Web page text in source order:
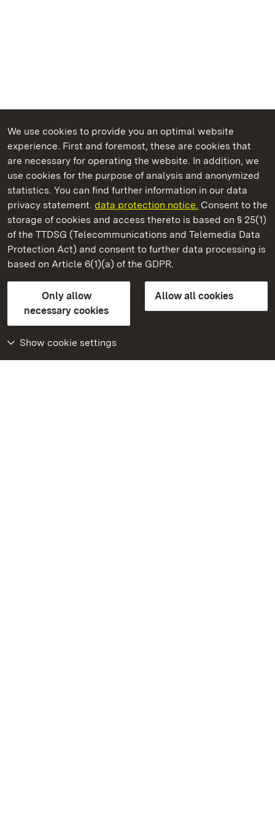
We use cookies to provide you an optimal website
experience. First and foremost, these are cookies that
are necessary for operating the website. In addition, we
use cookies for the purpose of analysis and anonymized
statistics. You can find further information in our data
privacy statement. data protection notice. Consent to the
storage of cookies and access thereto is based on § 25(1)
of the TTDSG (Telecommunications and Telemedia Data
Protection Act) and consent to further data processing is
based on Article 6(1)(a) of the GDPR.
Only allow
necessary cookies
Allow all cookies
Show cookie settings
State Palaces and Gardens of Baden-Wuerttemberg
Rastatt Residential Palace
State Palaces and Gardens of Baden-Wuerttemberg
Contact usFAQMasthead
Declaration on barrier-free access
BITV-konform (geprüfte Seiten)